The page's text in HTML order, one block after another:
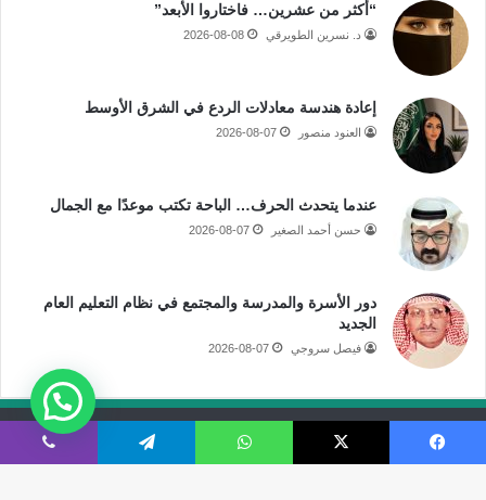
“أكثر من عشرين… فاختاروا الأبعد”
د. نسرين الطويرقي 2026-08-08
إعادة هندسة معادلات الردع في الشرق الأوسط
العنود منصور 2026-08-07
عندما يتحدث الحرف… الباحة تكتب موعدًا مع الجمال
حسن أحمد الصغير 2026-08-07
دور الأسرة والمدرسة والمجتمع في نظام التعليم العام
الجديد
فيصل سروجي 2026-08-07
جميع الحقوق محفوظة لموقع صحيفة مكة الإلكترونية
فيسبوك ‫X واتساب تيلقرام ڤايبر